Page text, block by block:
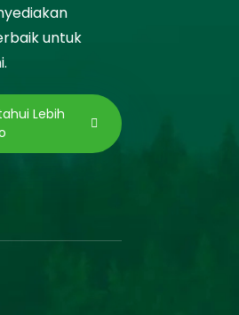
untuk
Lebih